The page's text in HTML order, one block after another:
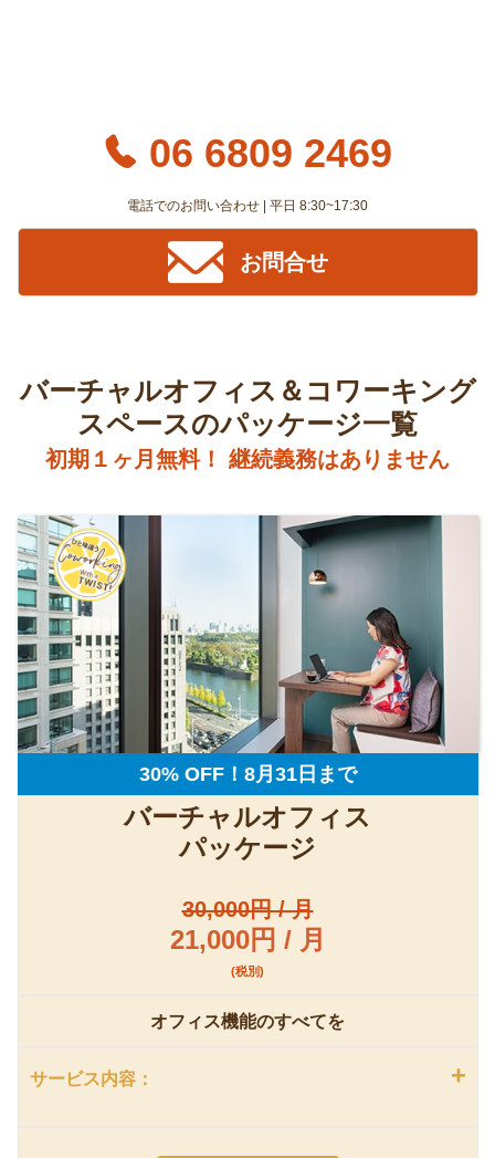
06 6809 2469
電話でのお問い合わせ | 平日 8:30~17:30
お問合せ
バーチャルオフィス＆コワーキング
スペースのパッケージ一覧
初期１ヶ月無料！ 継続義務はありません
30% OFF！8月31日まで
バーチャルオフィス
パッケージ
30,000円 / 月
21,000円 / 月
(税別)
オフィス機能のすべてを
サービス内容： +